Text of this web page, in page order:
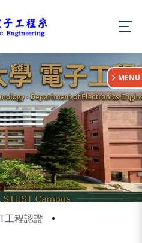
工程認證
MENU